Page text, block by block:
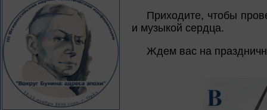
Приходите, чтобы
и музыкой сердца.
Ждем вас на